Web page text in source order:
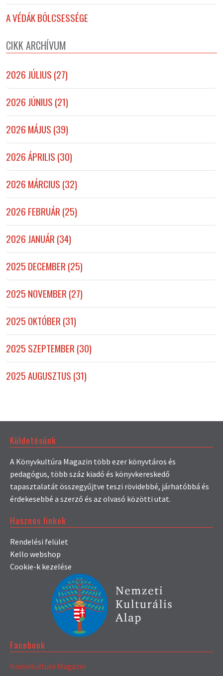
A VÉDÁK BÖLCSESSÉGE
CIKK ARCHÍVUM
2026 JÚLIUS (27)
2026 JÚNIUS (21)
2026 MÁJUS (39)
2026 ÁPRILIS (30)
2026 MÁRCIUS (32)
2026 FEBRUÁR (25)
2026 JANUÁR (34)
2025 DECEMBER (25)
2025 NOVEMBER (27)
2025 OKTÓBER (31)
2025 SZEPTEMBER (30)
2025 AUGUSZTUS (31)
Küldetésünk
A Könyvkultúra Magazin több ezer könyvtáros és
pedagógus, több száz kiadó és könyvkereskedő
tapasztalatát összegyűjtve teszi rövidebbé, járhatóbbá és
érdekesebbé a szerző és az olvasó közötti utat.
Hasznos linkek
Rendelési felület
Kello webshop
Cookie-k kezelése
Facebook
Könyvkultúra Magazin